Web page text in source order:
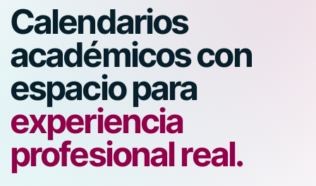
Calendarios
académicos con
espacio para
experiencia
profesional real.